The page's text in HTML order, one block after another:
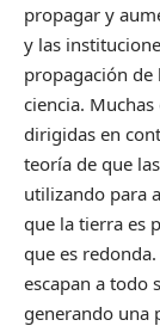
propagar y
y las
propagación de
ciencia.
dirigidas en
teoría de que
utilizando para
que la tierra es
que es
escapan a todo
generando una